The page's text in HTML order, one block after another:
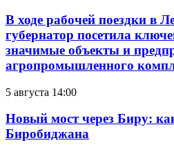
В ходе рабочей поездки в
губернатор посетила
значимые объекты и
агропромышленного
5 августа 14:00
Новый мост через Биру:
Биробиджана